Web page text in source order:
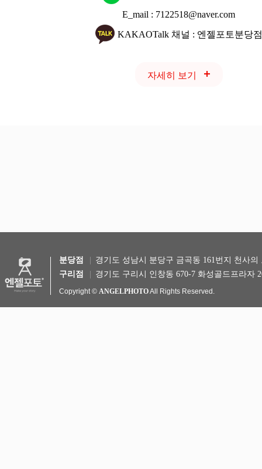
E_mail : 7122518@naver.com
KAKAOTalk 채널 : 엔젤포토분당
자세히 보기
분당점
경기도 성남시 분당구 금곡동 161번지 천사
구리점
경기도 구리시 인창동 670-7 화성골드프라자
Copyright © ANGELPHOTOAll Rights Reserved.